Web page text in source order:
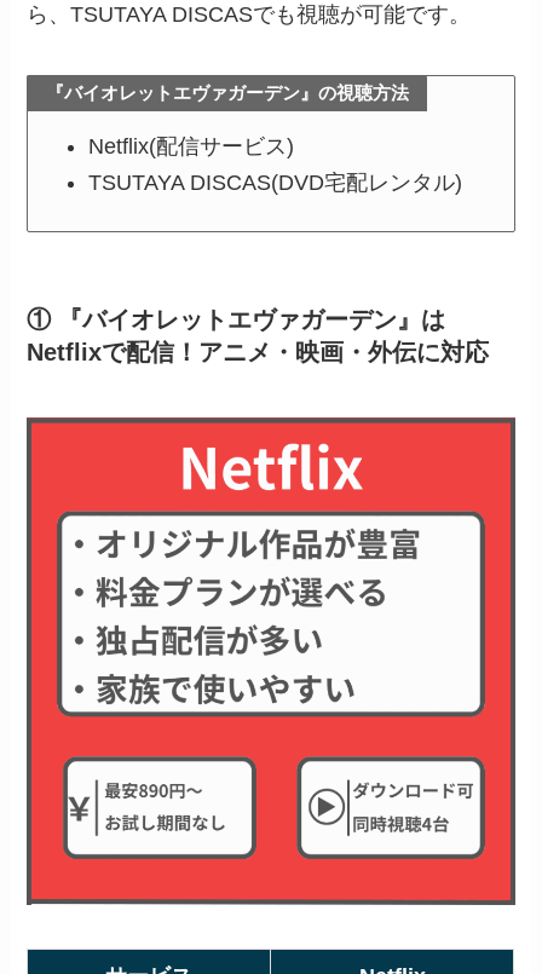
ら、TSUTAYA DISCASでも視聴が可能です。
『バイオレットエヴァガーデン』の視聴方法
Netflix(配信サービス)
TSUTAYA DISCAS(DVD宅配レンタル)
① 『バイオレットエヴァガーデン』は
Netflixで配信！アニメ・映画・外伝に対応